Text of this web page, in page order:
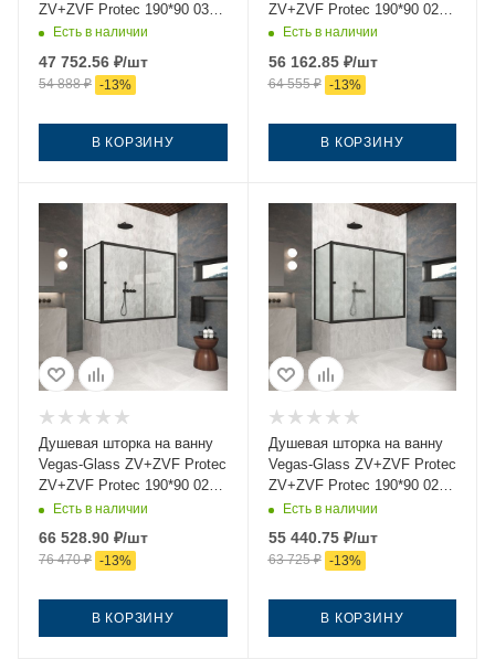
ZV+ZVF Protec 190*90 03
01 190х140 стекло
золото ориентация
универсальная
Есть в наличии
47 752.56 ₽/шт
54 888₽ -13%
В КОРЗИНУ
ZV+ZVF Protec 190*90 02М
Moru 190х140 стекло
ориентация универсальная
Есть в наличии
56 162.85₽/шт
64 555₽ -13%
В КОРЗИНУ
Душевая шторка на ванну
Vegas-Glass ZV+ZVF Protec
ZV+ZVF Protec 190*90 02М
crystalvision 190х140
стекло прозрачное
профиль черный
ориентация универсальная
Есть в наличии
66 528.90 ₽/шт
76 470₽ -13%
В КОРЗИНУ
Душевая шторка на ванну
Vegas-Glass ZV+ZVF Protec
ZV+ZVF Protec 190*90 02М
02 190х140 стекло
рифленое профиль черный
ориентация универсальная
Есть в наличии
55 440.75₽/шт
63 725₽ -13%
В КОРЗИНУ